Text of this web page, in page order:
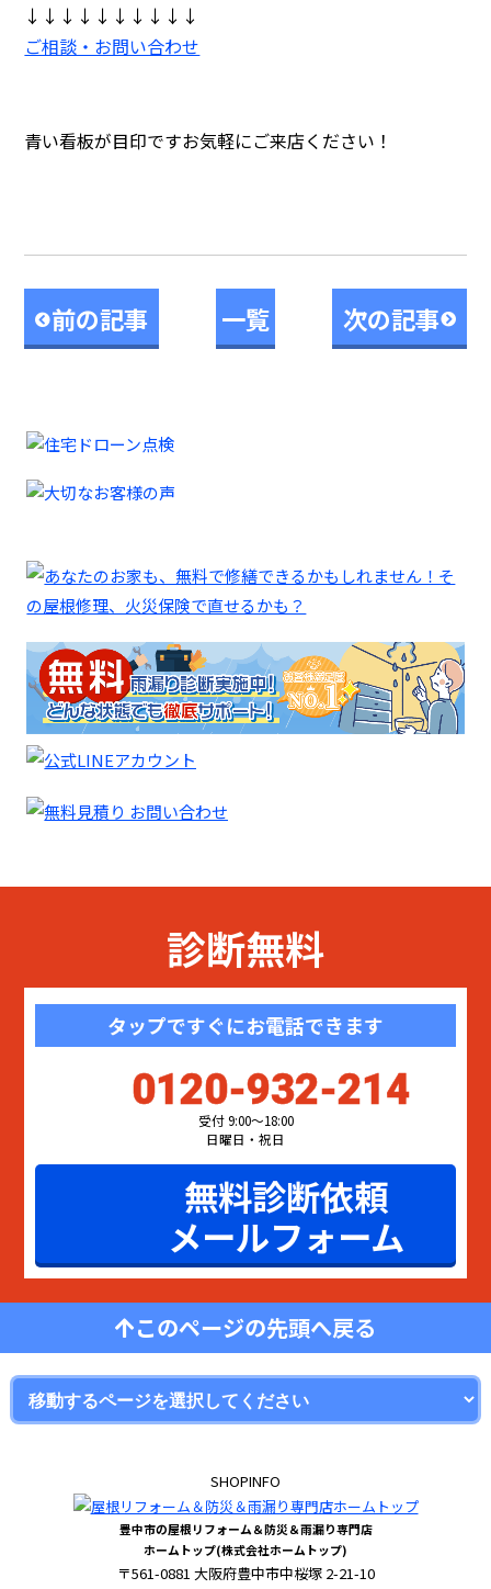
↓↓↓↓↓↓↓↓↓↓
ご相談・お問い合わせ
青い看板が目印ですお気軽にご来店ください！
前の記事 一覧 次の記事
診断無料
タップですぐにお電話できます
0120-932-214
受付 9:00〜18:00
日曜日・祝日
無料診断依頼
メールフォーム
このページの先頭へ戻る
SHOPINFO
豊中市の屋根リフォーム＆防災＆雨漏り専門店
ホームトップ(株式会社ホームトップ)
〒561-0881 大阪府豊中市中桜塚 2-21-10